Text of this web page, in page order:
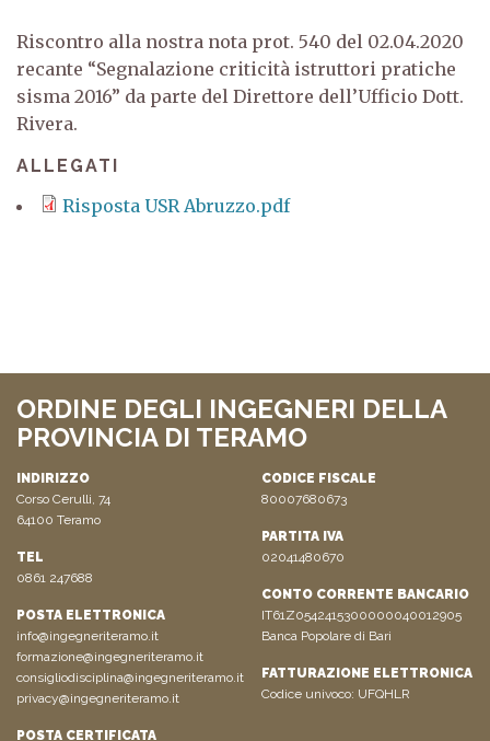
Riscontro alla nostra nota prot. 540 del 02.04.2020
recante “Segnalazione criticità istruttori pratiche
sisma 2016” da parte del Direttore dell’Ufficio Dott.
Rivera.
ALLEGATI
Risposta USR Abruzzo.pdf
ORDINE DEGLI INGEGNERI DELLA
PROVINCIA DI TERAMO
INDIRIZZO
Corso Cerulli, 74
64100 Teramo
TEL
0861 247688
POSTA ELETTRONICA
info@ingegneriteramo.it
formazione@ingegneriteramo.it
consigliodisciplina@ingegneriteramo.it
privacy@ingegneriteramo.it
POSTA CERTIFICATA
CODICE FISCALE
80007680673
PARTITA IVA
02041480670
CONTO CORRENTE BANCARIO
IT61Z0542415300000040012905
Banca Popolare di Bari
FATTURAZIONE ELETTRONICA
Codice univoco: UFQHLR